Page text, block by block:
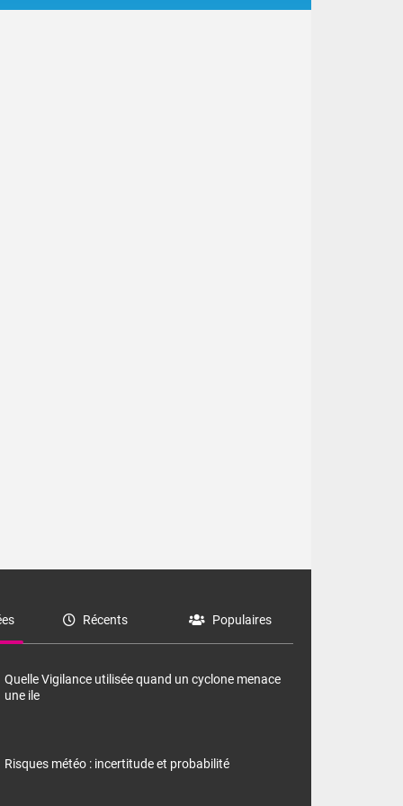
2026
semaines.
de S2 à S4.
Récents Populaires
Quelle Vigilance utilisée quand un cyclone menace
une ile
Risques météo : incertitude et probabilité